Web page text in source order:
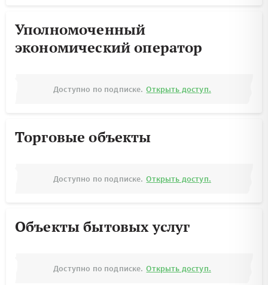
Уполномоченный
экономический оператор
Доступно по подписке. Открыть доступ.
Торговые объекты
Доступно по подписке. Открыть доступ.
Объекты бытовых услуг
Доступно по подписке. Открыть доступ.